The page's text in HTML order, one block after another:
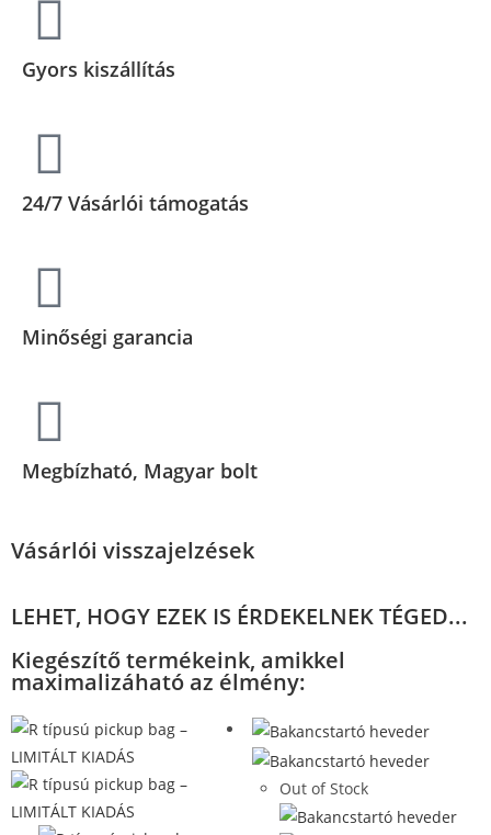
Gyors kiszállítás
24/7 Vásárlói támogatás
Minőségi garancia
Megbízható, Magyar bolt
Vásárlói visszajelzések
LEHET, HOGY EZEK IS ÉRDEKELNEK TÉGED...
Kiegészítő termékeink, amikkel
maximalizáható az élmény:
Out of Stock